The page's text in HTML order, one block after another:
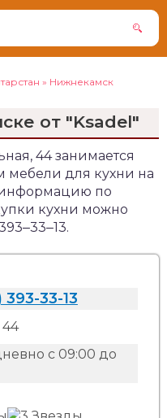
» Нижнекамск
от "Ksadel"
44 занимается
мебели для кухни на
по
кухни можно
393-33-13
44
с 09:00 до